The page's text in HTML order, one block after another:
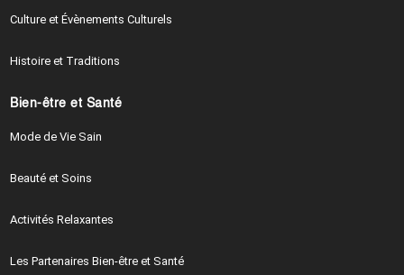
Culture et Évènements Culturels
Histoire et Traditions
Bien-être et Santé
Mode de Vie Sain
Beauté et Soins
Activités Relaxantes
Les Partenaires Bien-être et Santé